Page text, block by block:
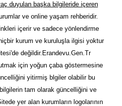
duyulan başka bilgileride içeren
ve online yaşam rehberidir.
içerir ve sadece yönlendirme
kurum ve kuruluşla ilgisi yoktur
değildir.Erandevu.Gen.Tr
için yoğun çaba göstermesine
yitirmiş blgiler olabilir bu
tam olarak güncelliğini ve
yer alan kurumların logolarının